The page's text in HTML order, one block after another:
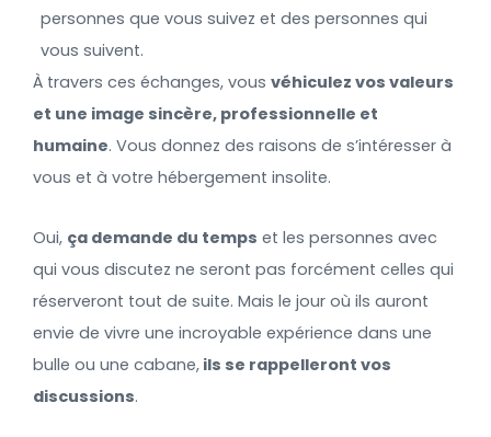
personnes que vous suivez et des personnes qui
vous suivent.
À travers ces échanges, vous véhiculez vos valeurs
et une image sincère, professionnelle et
humaine. Vous donnez des raisons de s’intéresser à
vous et à votre hébergement insolite.
Oui, ça demande du temps et les personnes avec
qui vous discutez ne seront pas forcément celles qui
réserveront tout de suite. Mais le jour où ils auront
envie de vivre une incroyable expérience dans une
bulle ou une cabane, ils se rappelleront vos
discussions.